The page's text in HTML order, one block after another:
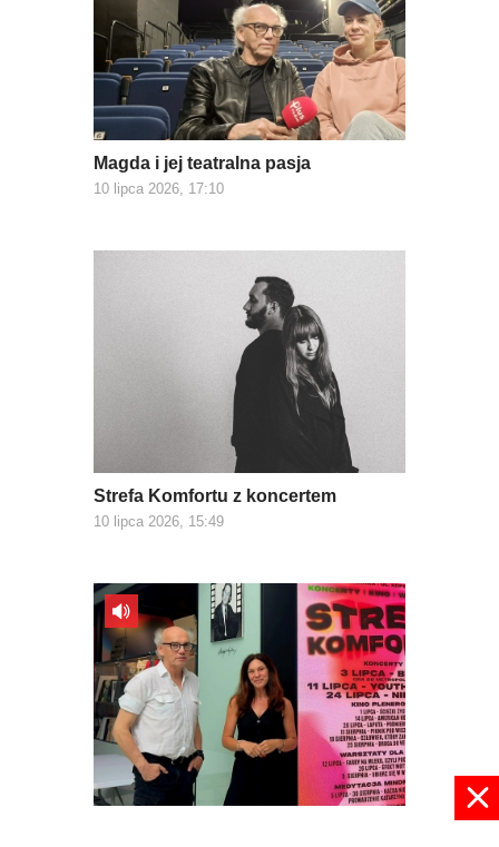
Magda i jej teatralna pasja
10 lipca 2026, 17:10
Strefa Komfortu z koncertem
10 lipca 2026, 15:49